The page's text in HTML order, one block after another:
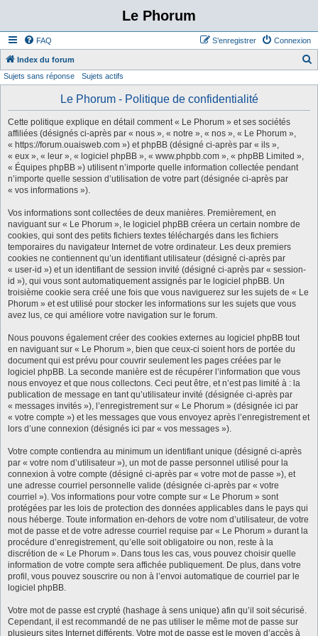
Le Phorum
FAQ Connexion
S’enregistrer
Index du forum
Sujets sans réponse Sujets actifs
Le Phorum - Politique de confidentialité
Cette politique explique en détail comment « Le Phorum » et ses sociétés
affiliées (désignés ci-après par « nous », « notre », « nos », « Le Phorum »,
« https://forum.ouaisweb.com ») et phpBB (désigné ci-après par « ils »,
« eux », « leur », « logiciel phpBB », « www.phpbb.com », « phpBB Limited »,
« Équipes phpBB ») utilisent n’importe quelle information collectée pendant
n’importe quelle session d’utilisation de votre part (désignée ci-après par
« vos informations »).
Vos informations sont collectées de deux manières. Premièrement, en
naviguant sur « Le Phorum », le logiciel phpBB créera un certain nombre de
cookies, qui sont des petits fichiers textes téléchargés dans les fichiers
temporaires du navigateur Internet de votre ordinateur. Les deux premiers
cookies ne contiennent qu’un identifiant utilisateur (désigné ci-après par
« user-id ») et un identifiant de session invité (désigné ci-après par « session-
id »), qui vous sont automatiquement assignés par le logiciel phpBB. Un
troisième cookie sera créé une fois que vous naviguerez sur les sujets de « Le
Phorum » et est utilisé pour stocker les informations sur les sujets que vous
avez lus, ce qui améliore votre navigation sur le forum.
Nous pouvons également créer des cookies externes au logiciel phpBB tout
en naviguant sur « Le Phorum », bien que ceux-ci soient hors de portée du
document qui est prévu pour couvrir seulement les pages créées par le
logiciel phpBB. La seconde manière est de récupérer l’information que vous
nous envoyez et que nous collectons. Ceci peut être, et n’est pas limité à : la
publication de message en tant qu’utilisateur invité (désignée ci-après par
« messages invités »), l’enregistrement sur « Le Phorum » (désignée ici par
« votre compte ») et les messages que vous envoyez après l’enregistrement et
lors d’une connexion (désignés ici par « vos messages »).
Votre compte contiendra au minimum un identifiant unique (désigné ci-après
par « votre nom d’utilisateur »), un mot de passe personnel utilisé pour la
connexion à votre compte (désigné ci-après par « votre mot de passe »), et
une adresse courriel personnelle valide (désignée ci-après par « votre
courriel »). Vos informations pour votre compte sur « Le Phorum » sont
protégées par les lois de protection des données applicables dans le pays qui
nous héberge. Toute information en-dehors de votre nom d’utilisateur, de votre
mot de passe et de votre adresse courriel requise par « Le Phorum » durant la
procédure d’enregistrement, qu’elle soit obligatoire ou non, reste à la
discrétion de « Le Phorum ». Dans tous les cas, vous pouvez choisir quelle
information de votre compte sera affichée publiquement. De plus, dans votre
profil, vous pouvez souscrire ou non à l’envoi automatique de courriel par le
logiciel phpBB.
Votre mot de passe est crypté (hashage à sens unique) afin qu’il soit sécurisé.
Cependant, il est recommandé de ne pas utiliser le même mot de passe sur
plusieurs sites Internet différents. Votre mot de passe est le moyen d’accès à